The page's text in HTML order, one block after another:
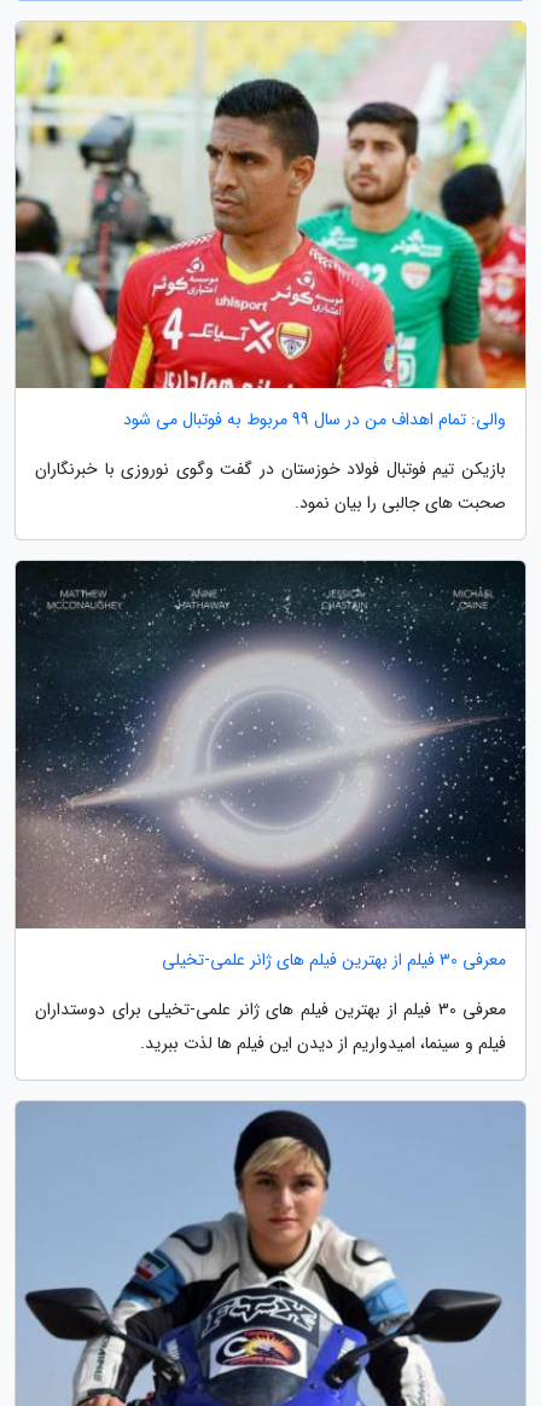
والی: تمام اهداف من در سال 99 مربوط به فوتبال می شود
بازیکن تیم فوتبال فولاد خوزستان در گفت وگوی نوروزی با خبرنگاران
صحبت های جالبی را بیان نمود.
معرفی 30 فیلم از بهترین فیلم های ژانر علمی-تخیلی
معرفی 30 فیلم از بهترین فیلم های ژانر علمی-تخیلی برای دوستداران
فیلم و سینما، امیدواریم از دیدن این فیلم ها لذت ببرید.